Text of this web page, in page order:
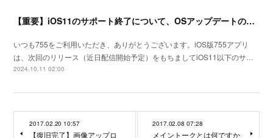
【重要】iOS11のサポート終了について、OSアップデートのお願い
いつも755をご利用いただき、ありがとうございます。iOS版755アプリ
は、次回のリリース（近日配信開始予定）をもちましてiOS11以下のサ…
2024.10.11 02:00
2017.02.20 10:57
【復旧完了】画像アップロ
2017.02.08 07:28
メイントークとは何ですか